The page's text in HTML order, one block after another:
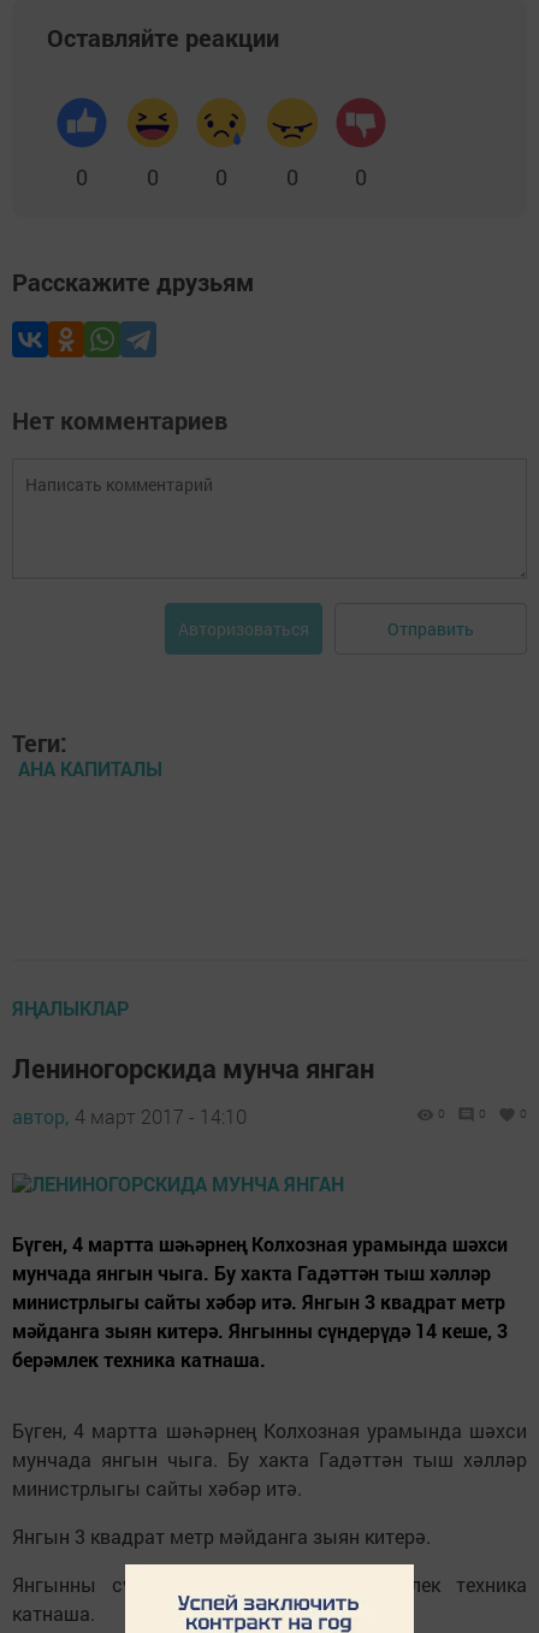
Оставляйте реакции
0 0 0 0 0
Расскажите друзьям
Нет комментариев
Авторизоваться Отправить
Теги:
АНА КАПИТАЛЫ
ЯҢАЛЫКЛАР
Лениногорскида мунча янган
автор, 4 март 2017 - 14:10 0 0 0
Бүген, 4 мартта шәһәрнең Колхозная урамында шәхси
мунчада янгын чыга. Бу хакта Гадәттән тыш хәлләр
министрлыгы сайты хәбәр итә. Янгын 3 квадрат метр
мәйданга зыян китерә. Янгынны сүндерүдә 14 кеше, 3
берәмлек техника катнаша.
Бүген, 4 мартта шәһәрнең Колхозная урамында шәхси
мунчада янгын чыга. Бу хакта Гадәттән тыш хәлләр
министрлыгы сайты хәбәр итә.
Янгын 3 квадрат метр мәйданга зыян китерә.
Янгынны сүндерүдә 14 кеше, 3 берәмлек техника
катнаша.